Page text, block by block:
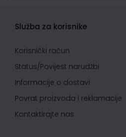
Služba za korisnike
Korisnički račun
Status/Povijest narudžbi
Informacije o dostavi
Povrat proizvoda i reklamacije
Kontaktirajte nas